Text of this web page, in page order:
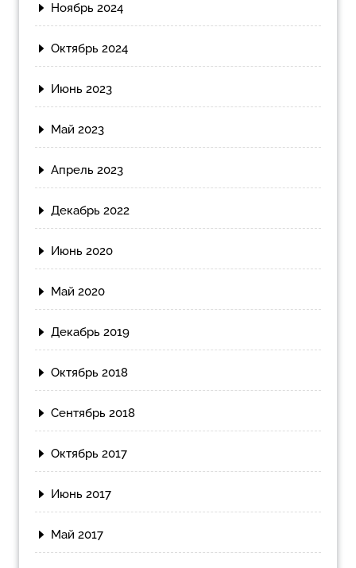
Ноябрь 2024
Октябрь 2024
Июнь 2023
Май 2023
Апрель 2023
Декабрь 2022
Июнь 2020
Май 2020
Декабрь 2019
Октябрь 2018
Сентябрь 2018
Октябрь 2017
Июнь 2017
Май 2017